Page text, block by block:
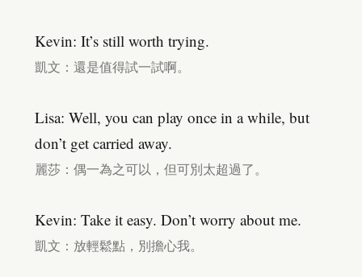
Kevin: It’s still worth trying.
凱文：還是值得試一試啊。
Lisa: Well, you can play once in a while, but
don’t get carried away.
麗莎：偶一為之可以，但可別太超過了。
Kevin: Take it easy. Don’t worry about me.
凱文：放輕鬆點，別擔心我。